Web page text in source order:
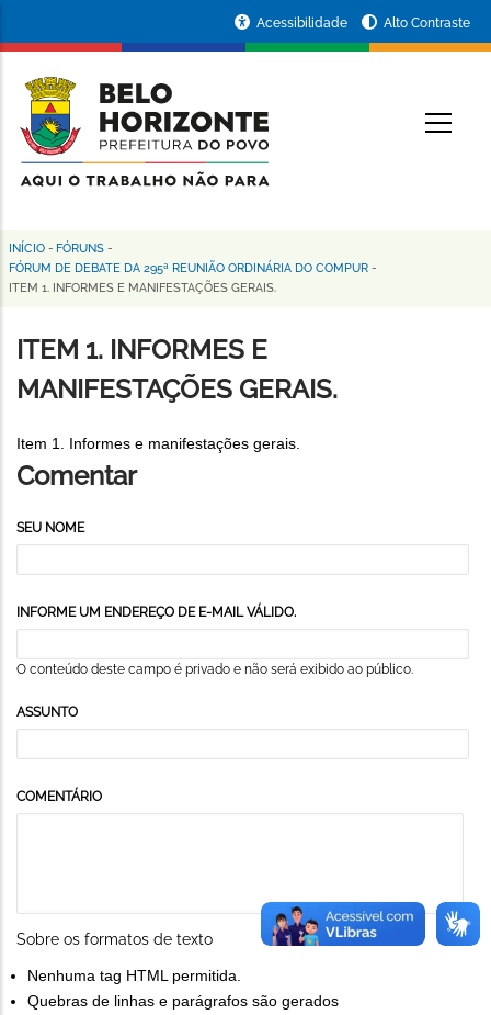
conteúdo
principal
da
Prefeitura
de
Horizonte
Acessibilidade Alto Contraste
Trilha
de
navegação
INÍCIO - FÓRUNS -
FÓRUM DE DEBATE DA 295ª REUNIÃO ORDINÁRIA DO COMPUR -
ITEM 1. INFORMES E MANIFESTAÇÕES GERAIS.
ITEM 1. INFORMES E
MANIFESTAÇÕES GERAIS.
Item 1. Informes e manifestações gerais.
Comentar
SEU NOME
INFORME UM ENDEREÇO DE E-MAIL VÁLIDO.
O conteúdo deste campo é privado e não será exibido ao público.
ASSUNTO
COMENTÁRIO
Sobre os formatos de texto
Nenhuma tag HTML permitida.
Quebras de linhas e parágrafos são gerados